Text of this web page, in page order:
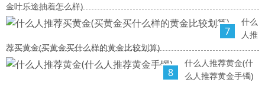
金叶乐途抽着怎么样)
7
什么
人推
荐买黄金(买黄金买什么样的黄金比较划算)
8
什么人推荐黄金(什
么人推荐黄金手镯)